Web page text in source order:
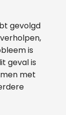
gevolgd
is
geval is
met